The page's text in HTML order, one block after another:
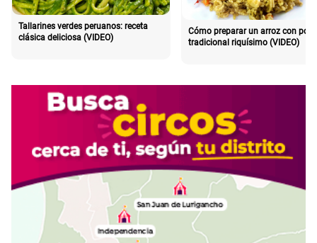
Tallarines verdes peruanos: receta
clásica deliciosa (VIDEO)
Cómo preparar un arroz con pollo
tradicional riquísimo (VIDEO)